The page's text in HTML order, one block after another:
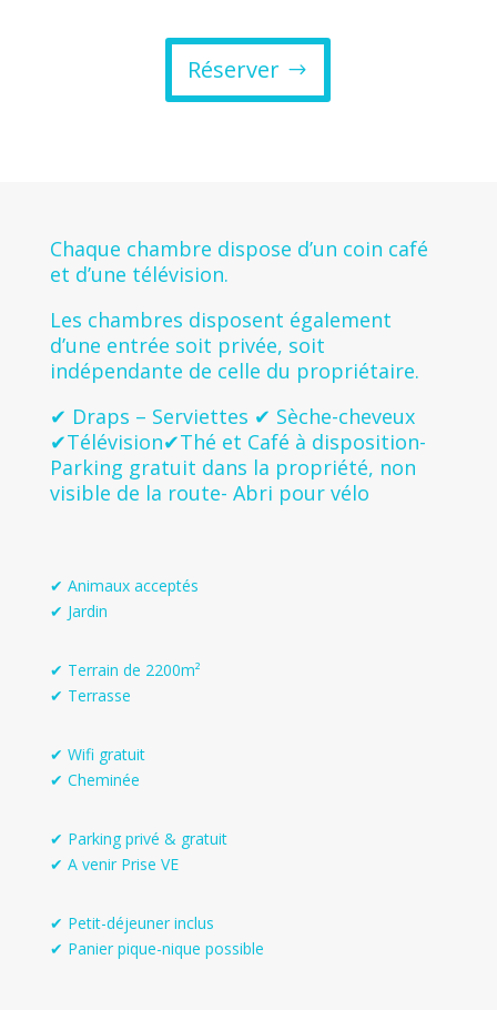
Réserver
Chaque chambre dispose d’un coin café
et d’une télévision.
Les chambres disposent également
d’une entrée soit privée, soit
indépendante de celle du propriétaire.
✔ Draps – Serviettes ✔ Sèche-cheveux
✔Télévision✔Thé et Café à disposition-
Parking gratuit dans la propriété, non
visible de la route- Abri pour vélo
✔ Animaux acceptés
✔ Jardin
✔ Terrain de 2200m²
✔ Terrasse
✔ Wifi gratuit
✔ Cheminée
✔ Parking privé & gratuit
✔ A venir Prise VE
✔ Petit-déjeuner inclus
✔ Panier pique-nique possible